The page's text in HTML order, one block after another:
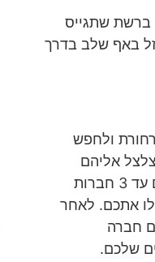
ברשת שתגייס
באף שלב בדרך
ולחפש
אליהם
לקבלת ייעוץ טלפוני ראשוני חינם ולבקש המלצות. לאחר הבדיקה הזו, יש להיפגש עם עד 3 חברות
אתכם. לאחר
חברה
שלכם.